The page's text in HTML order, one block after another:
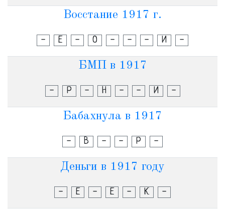
Восстание 1917 г.
- Е - О - - - И -
БМП в 1917
- Р - Н - - И -
Бабахнула в 1917
- В - - Р -
Деньги в 1917 году
- Е - Е - К -